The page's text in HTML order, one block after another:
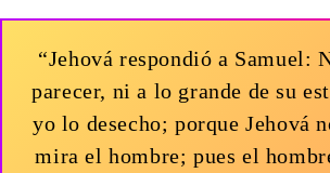
“Jehová respondió a Samuel:
parecer, ni a lo grande de su
yo lo desecho; porque Jehová
mira el hombre; pues el